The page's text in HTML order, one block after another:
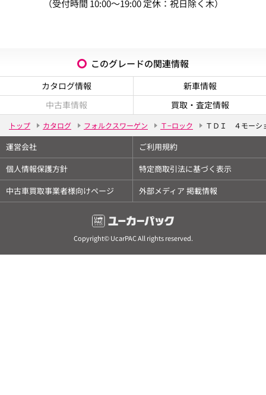
（受付時間 10:00～19:00 定休：祝日除く木）
このグレードの関連情報
カタログ情報
新車情報
中古車情報
買取・査定情報
トップ カタログ フォルクスワーゲン Ｔ−ロック ＴＤＩ ４モー
運営会社
ご利用規約
個人情報保護方針
特定商取引法に基づく表示
中古車買取事業者様向けページ
外部メディア 掲載情報
Copyright© UcarPAC All rights reserved.